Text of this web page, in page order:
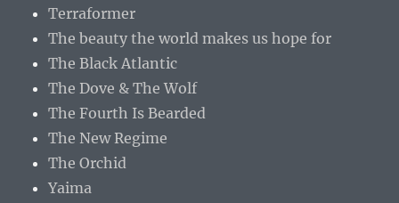
Terraformer
The beauty the world makes us hope for
The Black Atlantic
The Dove & The Wolf
The Fourth Is Bearded
The New Regime
The Orchid
Yaima